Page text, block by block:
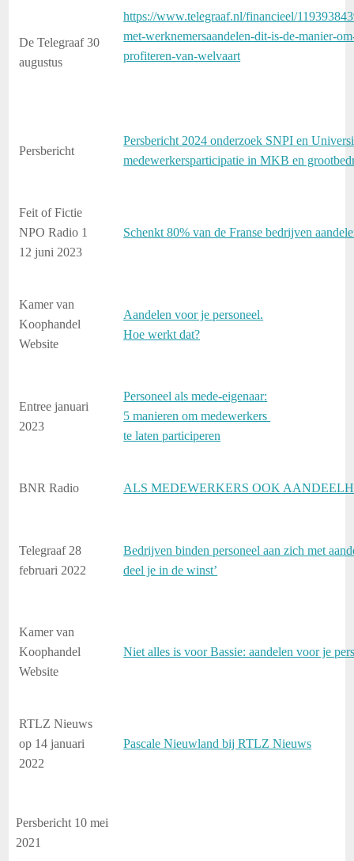
De Telegraaf 30
augustus
https://www.telegraaf.nl/financieel/
met-werknemersaandelen-dit-is-de-manier-
profiteren-van-welvaart
Persbericht
Persbericht 2024 onderzoek SNPI en
medewerkersparticipatie in MKB en
Feit of Fictie
NPO Radio 1
12 juni 2023
Schenkt 80% van de Franse bedrijven
Kamer van
Koophandel
Website
Aandelen voor je personeel.
Hoe werkt dat?
Entree januari
2023
Personeel als mede-eigenaar:
5 manieren om medewerkers
te laten participeren
BNR Radio ALS MEDEWERKERS OOK
Telegraaf 28
februari 2022
Bedrijven binden personeel aan zich met
deel je in de winst’
Kamer van
Koophandel
Website
Niet alles is voor Bassie: aandelen voor je
RTLZ Nieuws
op 14 januari
2022
Pascale Nieuwland bij RTLZ Nieuws
Persbericht 10 mei
2021